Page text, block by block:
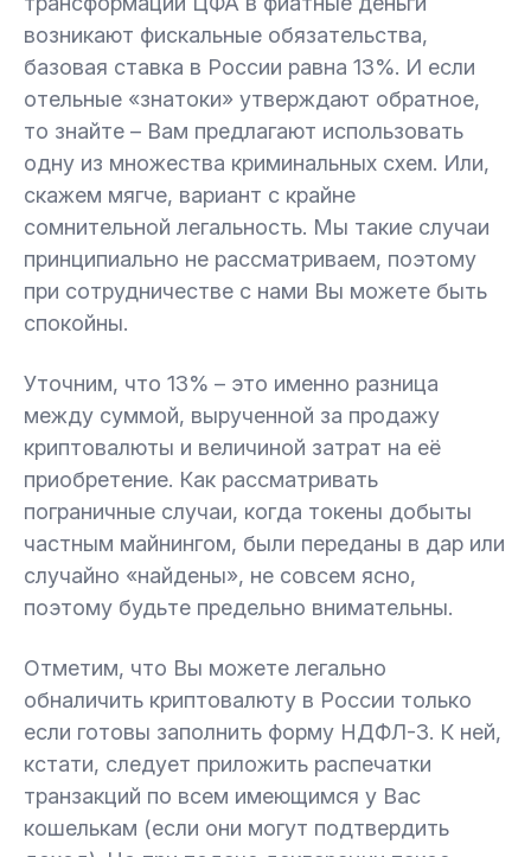
возникают фискальные обязательства,
базовая ставка в России равна 13%. И если
отельные «знатоки» утверждают обратное,
то знайте – Вам предлагают использовать
одну из множества криминальных схем. Или,
скажем мягче, вариант с крайне
сомнительной легальность. Мы такие случаи
принципиально не рассматриваем, поэтому
при сотрудничестве с нами Вы можете быть
спокойны.
Уточним, что 13% – это именно разница
между суммой, вырученной за продажу
криптовалюты и величиной затрат на её
приобретение. Как рассматривать
пограничные случаи, когда токены добыты
частным майнингом, были переданы в дар или
случайно «найдены», не совсем ясно,
поэтому будьте предельно внимательны.
Отметим, что Вы можете легально
обналичить криптовалюту в России только
если готовы заполнить форму НДФЛ-3. К ней,
кстати, следует приложить распечатки
транзакций по всем имеющимся у Вас
кошелькам (если они могут подтвердить